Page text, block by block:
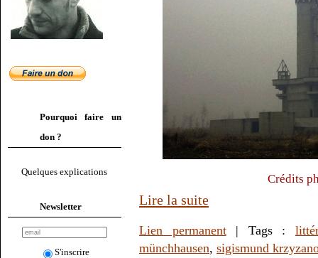
Pourquoi faire un
don ?
Quelques explications
Newsletter
S'inscrire
Crédits
Lire la suite
Lien permanent| Tags :
münchhausen, sigismund